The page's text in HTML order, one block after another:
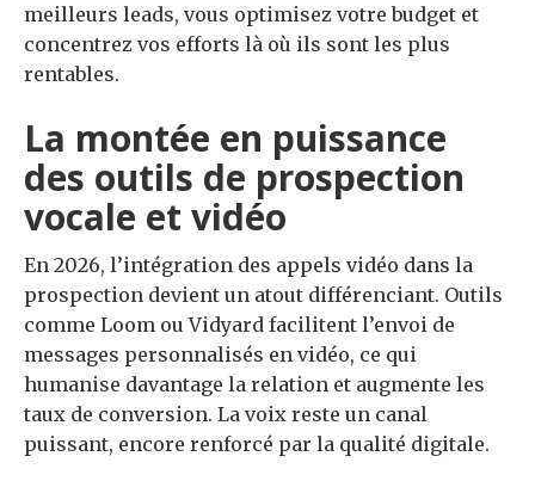
meilleurs leads, vous optimisez votre budget et
concentrez vos efforts là où ils sont les plus
rentables.
La montée en puissance
des outils de prospection
vocale et vidéo
En 2026, l’intégration des appels vidéo dans la
prospection devient un atout différenciant. Outils
comme Loom ou Vidyard facilitent l’envoi de
messages personnalisés en vidéo, ce qui
humanise davantage la relation et augmente les
taux de conversion. La voix reste un canal
puissant, encore renforcé par la qualité digitale.